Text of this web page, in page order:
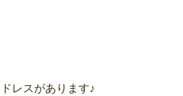
レスがあります♪